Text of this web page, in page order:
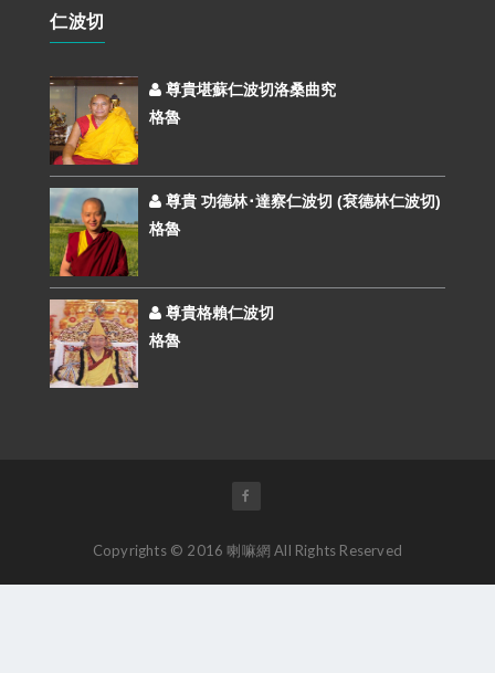
仁波切
尊貴堪蘇仁波切洛桑曲究
格魯
尊貴 功德林･達察仁波切​ (袞德林仁波切)
格魯
尊貴格賴仁波切
格魯
Copyrights © 2016 喇嘛網 All Rights Reserved